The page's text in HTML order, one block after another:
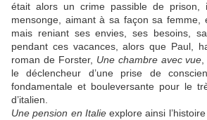
était alors un crime passible de
mensonge, aimant à sa façon sa femme,
mais reniant ses envies, ses besoins,
pendant ces vacances, alors que Paul,
roman de Forster, Une chambre avec vue
le déclencheur d’une prise de
fondamentale et bouleversante pour le
d’italien.
Une pension en Italieexplore ainsi